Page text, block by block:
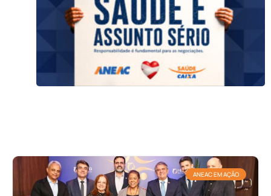
ANEAC EM AÇÃO